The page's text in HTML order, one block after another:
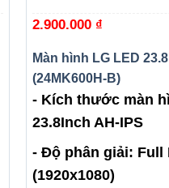
2.900.000 ₫
Màn hình LG LED
(24MK600H-B)
- Kích thước màn
23.8Inch AH-IPS
- Độ phân giải: Full
(1920x1080)